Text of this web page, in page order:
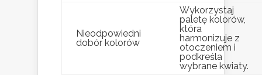
Nieodpowiedni
dobór kolorów
Wykorzystaj
paletę kolorów,
która
harmonizuje z
otoczeniem i
podkreśla
wybrane kwiaty.